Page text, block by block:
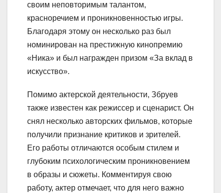
своим неповторимым талантом,
красноречием и проникновенностью игры.
Благодаря этому он несколько раз был
номинирован на престижную кинопремию
«Ника» и был награжден призом «За вклад в
искусство».
Помимо актерской деятельности, Збруев
также известен как режиссер и сценарист. Он
снял несколько авторских фильмов, которые
получили признание критиков и зрителей.
Его работы отличаются особым стилем и
глубоким психологическим проникновением
в образы и сюжеты. Комментируя свою
работу, актер отмечает, что для него важно